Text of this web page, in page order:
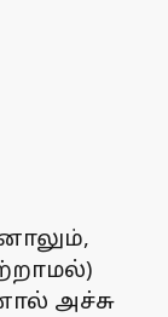
அச்சு